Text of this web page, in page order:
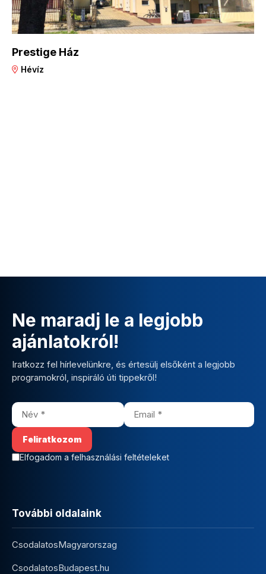
Prestige Ház
Hévíz
Ne maradj le a legjobb
ajánlatokról!
Iratkozz fel hírlevelünkre, és értesülj elsőként a legjobb
programokról, inspiráló úti tippekről!
Elfogadom a felhasználási feltételeket
További oldalaink
CsodalatosMagyarorszag
CsodalatosBudapest.hu